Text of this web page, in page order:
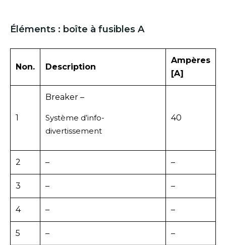
Éléments : boîte à fusibles A
Non. Description
Ampères
[A]
1
Breaker –
Système d’info-
divertissement
40
2 – –
3 – –
4 – –
5 – –